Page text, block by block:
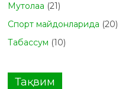
Мутолаа (21)
Спорт майдонларида (20)
Табасcум (10)
Тақвим